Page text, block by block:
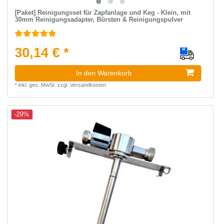
[Paket] Reinigungsset für Zapfanlage und Keg - Klein, mit
30mm Reinigungsadapter, Bürsten & Reinigungspulver
30,14 € *
In den Warenkorb
* inkl. ges. MwSt. zzgl. Versandkosten
-29%